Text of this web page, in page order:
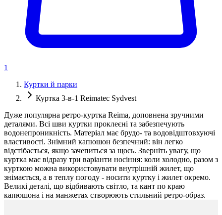
1
Куртки й парки
Куртка 3-в-1 Reimatec Sydvest
Дуже популярна ретро-куртка Reima, доповнена зручними
деталями. Всі шви куртки проклеєні та забезпечують
водонепроникність. Матеріал має брудо- та водовідштовхуючі
властивості. Знімний капюшон безпечний: він легко
відстібається, якщо зачепиться за щось. Зверніть увагу, що
куртка має відразу три варіанти носіння: коли холодно, разом з
курткою можна використовувати внутрішній жилет, що
знімається, а в теплу погоду - носити куртку і жилет окремо.
Великі деталі, що відбивають світло, та кант по краю
капюшона і на манжетах створюють стильний ретро-образ.